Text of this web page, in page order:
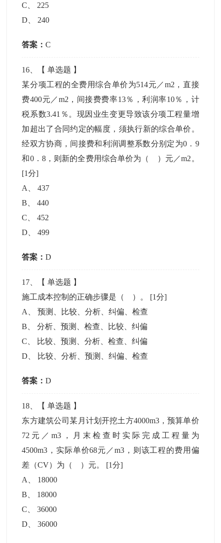
C
225
D
240
答案：C
16 、【单选题 】
某分项工程的全费用综合单价为514元／m2，直接
费400元／m2，间接费费率13％，利润率10％，计
税系数3.41％。现因业生变更导致该分项工程量增
加超出了合同约定的幅度，须执行新的综合单价。
经双方协商，间接费和利润调整系数分别定为0．9
和0．8，则新的全费用综合单价为（ ）元／m2。
[1分]
A
、437
B 、440
C 、452
D 、499
答案：D
17 、【单选题 】
施工成本控制的正确步骤是（ ）。 [1分]
A
、预测、比较、分析、纠偏、检查
B 、分析、预测、检查、比较、纠偏
C
比较、预测、分析、检查、纠偏
D
比较、分析、预测、纠偏、检查
答案：D
18 、【单选题 】
东方建筑公司某月计划开挖土方4000m3，预算单价
72元／m3，月末检查时实际完成工程量为
4500m3，实际单价68元／m3，则该工程的费用偏
差（CV）为（ ）元。 [1分]
A
18000
B
18000
C 、36000
D 、36000